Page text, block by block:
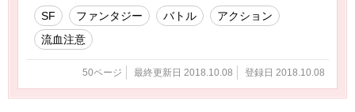
SF ファンタジー バトル
アクション
流血注意
50ページ 最終更新日 2018.10.08 登録日 2018.10.08